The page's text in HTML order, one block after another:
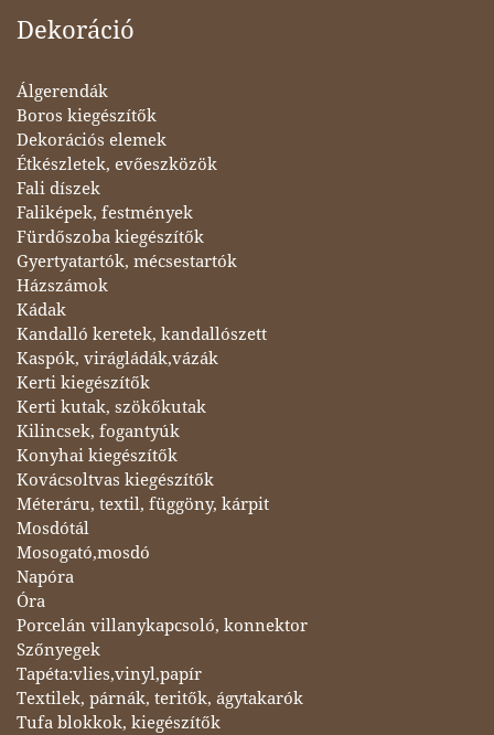
Dekoráció
Álgerendák
Boros kiegészítők
Dekorációs elemek
Étkészletek, evőeszközök
Fali díszek
Faliképek, festmények
Fürdőszoba kiegészítők
Gyertyatartók, mécsestartók
Házszámok
Kádak
Kandalló keretek, kandallószett
Kaspók, virágládák,vázák
Kerti kiegészítők
Kerti kutak, szökőkutak
Kilincsek, fogantyúk
Konyhai kiegészítők
Kovácsoltvas kiegészítők
Méteráru, textil, függöny, kárpit
Mosdótál
Mosogató,mosdó
Napóra
Óra
Porcelán villanykapcsoló, konnektor
Szőnyegek
Tapéta:vlies,vinyl,papír
Textilek, párnák, teritők, ágytakarók
Tufa blokkok, kiegészítők